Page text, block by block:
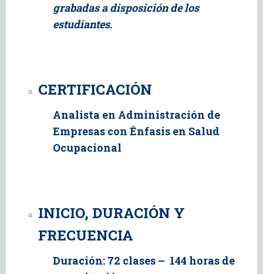
grabadas a disposición de los
estudiantes.
CERTIFICACIÓN
Analista en Administración de
Empresas con Énfasis en Salud
Ocupacional
INICIO, DURACIÓN Y
FRECUENCIA
Duración: 72 clases – 144 horas de